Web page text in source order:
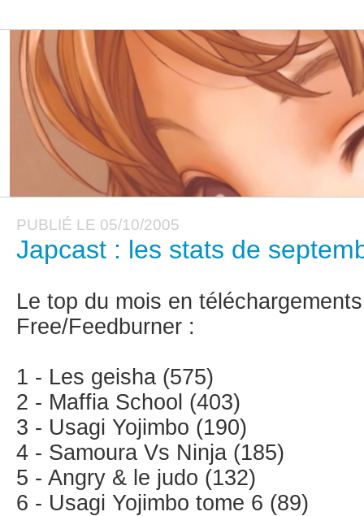
PUBLIÉ LE 05/10/2005
Japcast : les stats de
Le top du mois en
Free/Feedburner :
1 - Les geisha (575)
2 - Maffia School (403)
3 - Usagi Yojimbo (190)
4 - Samoura Vs Ninja (185)
5 - Angry & le judo (132)
6 - Usagi Yojimbo tome 6 (89)